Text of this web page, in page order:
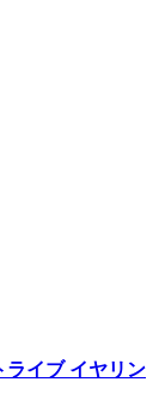
ライブ イヤリン